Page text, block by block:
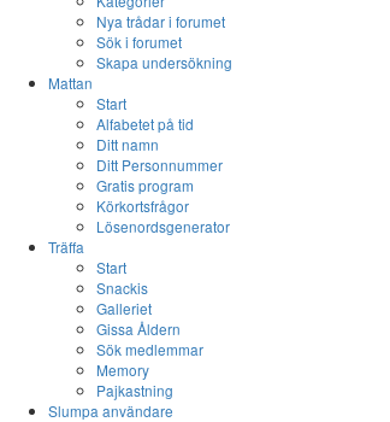
Nya trådar i forumet
Sök i forumet
Skapa undersökning
Mattan
Start
Alfabetet på tid
Ditt namn
Ditt Personnummer
Gratis program
Körkortsfrågor
Lösenordsgenerator
Träffa
Start
Snackis
Galleriet
Gissa Åldern
Sök medlemmar
Memory
Pajkastning
Slumpa användare